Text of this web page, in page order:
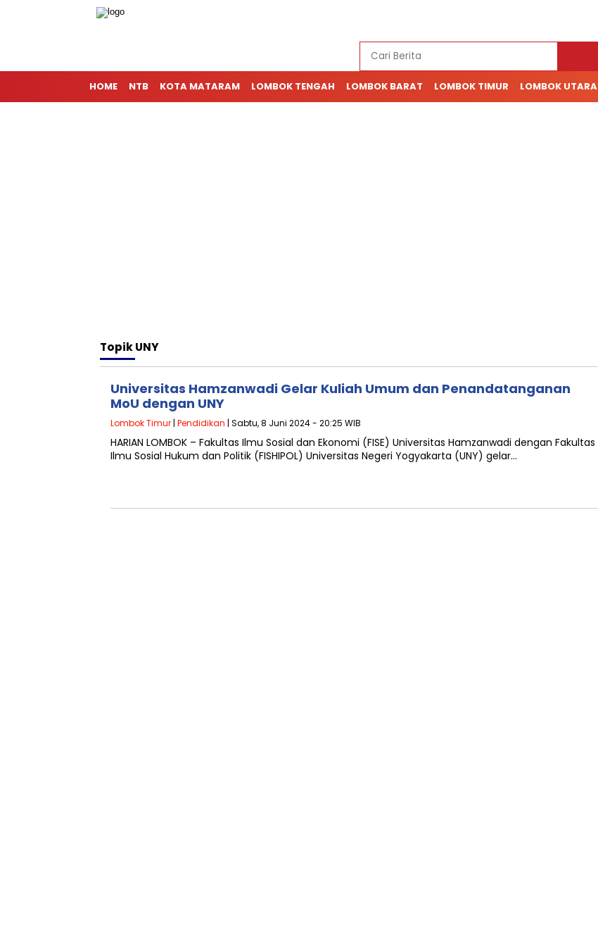
HOME NTB KOTA MATARAM LOMBOK TENGAH LOMBOK BARAT LOMBOK TIMUR LOMBOK UTARA
TopikUNY
Universitas Hamzanwadi Gelar Kuliah Umum dan Penandatanganan
MoU dengan UNY
Lombok Timur | Pendidikan | Sabtu, 8 Juni 2024 - 20:25 WIB
HARIAN LOMBOK – Fakultas Ilmu Sosial dan Ekonomi (FISE) Universitas Hamzanwadi dengan Fakultas
Ilmu Sosial Hukum dan Politik (FISHIPOL) Universitas Negeri Yogyakarta (UNY) gelar…